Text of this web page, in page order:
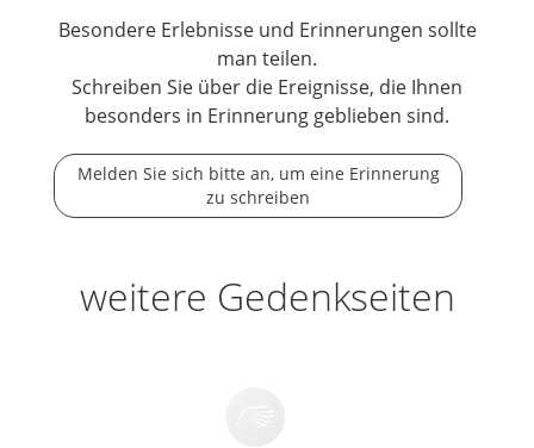
Besondere Erlebnisse und Erinnerungen sollte
man teilen.
Schreiben Sie über die Ereignisse, die Ihnen
besonders in Erinnerung geblieben sind.
Melden Sie sich bitte an, um eine Erinnerung
zu schreiben
weitere Gedenkseiten